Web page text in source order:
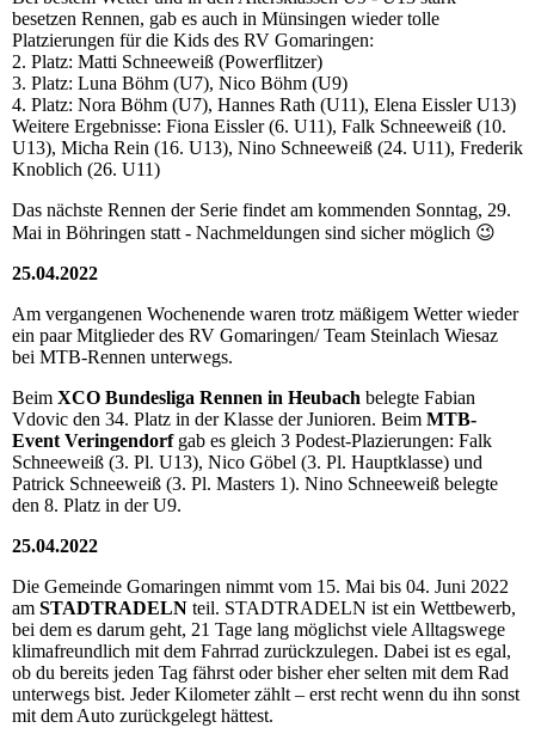
besetzen Rennen, gab es auch in Münsingen wieder tolle
Platzierungen für die Kids des RV Gomaringen:
2. Platz: Matti Schneeweiß (Powerflitzer)
3. Platz: Luna Böhm (U7), Nico Böhm (U9)
4. Platz: Nora Böhm (U7), Hannes Rath (U11), Elena Eissler U13)
Weitere Ergebnisse: Fiona Eissler (6. U11), Falk Schneeweiß (10.
U13), Micha Rein (16. U13), Nino Schneeweiß (24. U11), Frederik
Knoblich (26. U11)
Das nächste Rennen der Serie findet am kommenden Sonntag, 29.
Mai in Böhringen statt - Nachmeldungen sind sicher möglich 😉
25.04.2022
Am vergangenen Wochenende waren trotz mäßigem Wetter wieder
ein paar Mitglieder des RV Gomaringen/ Team Steinlach Wiesaz
bei MTB-Rennen unterwegs.
Beim XCO Bundesliga Rennen in Heubach belegte Fabian
Vdovic den 34. Platz in der Klasse der Junioren. Beim MTB-
Event Veringendorfgab es gleich 3 Podest-Plazierungen: Falk
Schneeweiß (3. Pl. U13), Nico Göbel (3. Pl. Hauptklasse) und
Patrick Schneeweiß (3. Pl. Masters 1). Nino Schneeweiß belegte
den 8. Platz in der U9.
25.04.2022
Die Gemeinde Gomaringen nimmt vom 15. Mai bis 04. Juni 2022
am STADTRADELN teil. STADTRADELN ist ein Wettbewerb,
bei dem es darum geht, 21 Tage lang möglichst viele Alltagswege
klimafreundlich mit dem Fahrrad zurückzulegen. Dabei ist es egal,
ob du bereits jeden Tag fährst oder bisher eher selten mit dem Rad
unterwegs bist. Jeder Kilometer zählt – erst recht wenn du ihn sonst
mit dem Auto zurückgelegt hättest.